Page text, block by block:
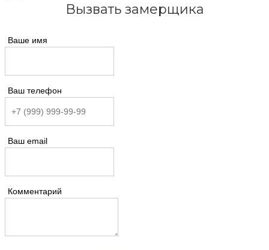
Вызвать замерщика
Ваше имя
Ваш телефон
Ваш email
Комментарий